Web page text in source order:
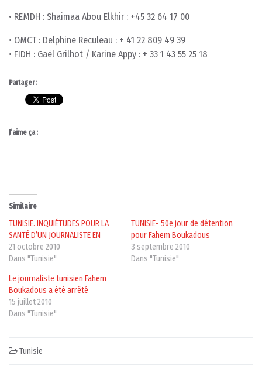
• REMDH : Shaimaa Abou Elkhir : +45 32 64 17 00
• OMCT : Delphine Reculeau : + 41 22 809 49 39
• FIDH : Gaël Grilhot / Karine Appy : + 33 1 43 55 25 18
Partager :
J’aime ça :
Similaire
TUNISIE. INQUIÉTUDES POUR LA
SANTÉ D’UN JOURNALISTE EN
21 octobre 2010
Dans "Tunisie"
TUNISIE- 50e jour de détention
pour Fahem Boukadous
3 septembre 2010
Dans "Tunisie"
Le journaliste tunisien Fahem
Boukadous a été arrêté
15 juillet 2010
Dans "Tunisie"
Tunisie